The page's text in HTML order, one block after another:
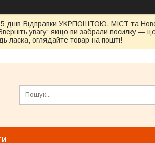
5 днів Відправки УКРПОШТОЮ, МІСТ та
увагу: якщо ви забрали посилку —
ласка, оглядайте товар на пошті!